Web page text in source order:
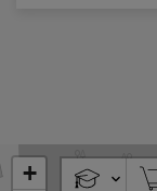
+